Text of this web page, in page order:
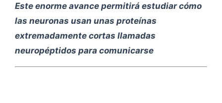
Este enorme avance permitirá estudiar cómo
las neuronas usan unas proteínas
extremadamente cortas llamadas
neuropéptidos para comunicarse